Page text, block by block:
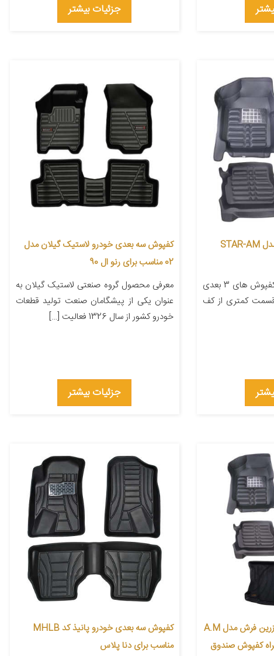
جزئیات بیشتر
کفپوش سه بعدی خودرو مدل STAR-AM
معرفی محصول بر خلاف کفپوش های 3 بعدی
قسمت کمتری از کف
کفپوش سه بعدی خودرو لاستیک گیلان مدل
02 مناسب برای رنو ال 90
معرفی محصول گروه صنعتی لاستیک گیلان به
عنوان یکی از پیشگامان صنعت تولید قطعات
خودرو کشور از سال 1326 فعالیت […]
جزئیات بیشتر
کفپوش پنج بعدی خودرو زرین فرش مدل A.M
کفپوش صندوق
کفپوش سه بعدی خودرو پانیذ کد MHLB
مناسب برای دنا پلاس